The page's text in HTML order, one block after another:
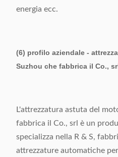
energia ecc.
(6) profilo aziendale -
Suzhou che fabbrica il Co.,
L'attrezzatura astuta del
fabbrica il Co., srl è un
specializza nella R & S,
attrezzature automatiche